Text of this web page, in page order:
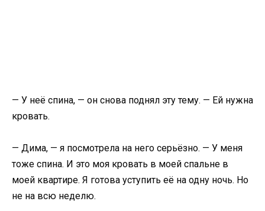
— У неё спина, — он снова поднял эту тему. — Ей нужна
кровать.
— Дима, — я посмотрела на него серьёзно. — У меня
тоже спина. И это моя кровать в моей спальне в
моей квартире. Я готова уступить её на одну ночь. Но
не на всю неделю.